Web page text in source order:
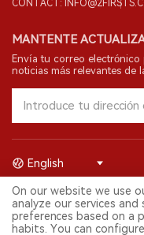
CONTACT:
MANTENTE
Envía tu correo electrónico
noticias más relevantes de
© 2026 Shenzhen 2FIRSTS
reservados.
2FIRSTS solo es accesible
investigadores, medios y
English
On our website we use
analyze our services
preferences based on a
habits. You can